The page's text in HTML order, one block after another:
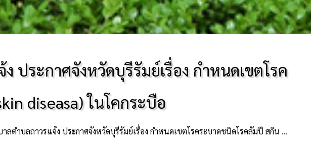
ประกาศจังหวัดบุรีรัมย์เรื่อง กำหนดเขตโรค
diseasa) ในโคกระบือ
รแจ้ง ประกาศจังหวัดบุรีรัมย์เรื่อง กำหนดเขตโรคระบาดชนิดโรคลัมปี สกิน (Lumpt skin diseasa) ในโคกระบือ